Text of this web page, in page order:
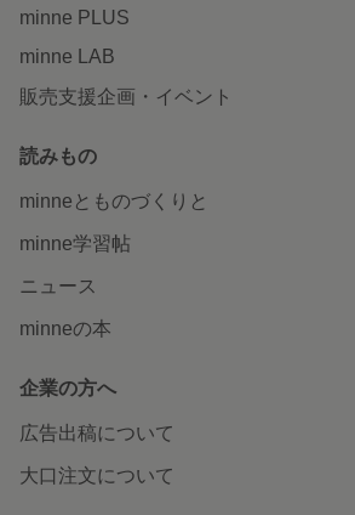
minne PLUS
minne LAB
販売支援企画・イベント
読みもの
minneとものづくりと
minne学習帖
ニュース
minneの本
企業の方へ
広告出稿について
大口注文について